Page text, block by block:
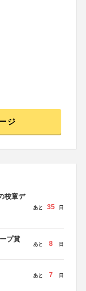
ジ
校章デ
あと 35 日
プ賞
あと 8 日
あと 7 日